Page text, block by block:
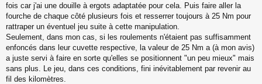
fois car j'ai une douille à ergots adaptatée pour cela. Puis faire aller la
fourche de chaque côté plusieurs fois et resserrer toujours à 25 Nm pour
rattraper un éventuel jeu suite à cette manipulation.
Seulement, dans mon cas, si les roulements n'étaient pas suffisamment
enfoncés dans leur cuvette respective, la valeur de 25 Nm a (à mon avis)
a juste servi à faire en sorte qu'elles se positionnent "un peu mieux" mais
sans plus. Le jeu, dans ces conditions, fini inévitablement par revenir au
fil des kilomètres.